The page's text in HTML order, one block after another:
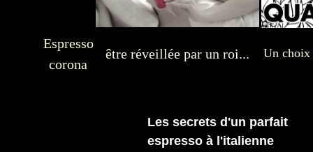
Espresso
corona
être réveillée par un roi... Un choix
Les secrets d'un parfait
espresso à l'italienne